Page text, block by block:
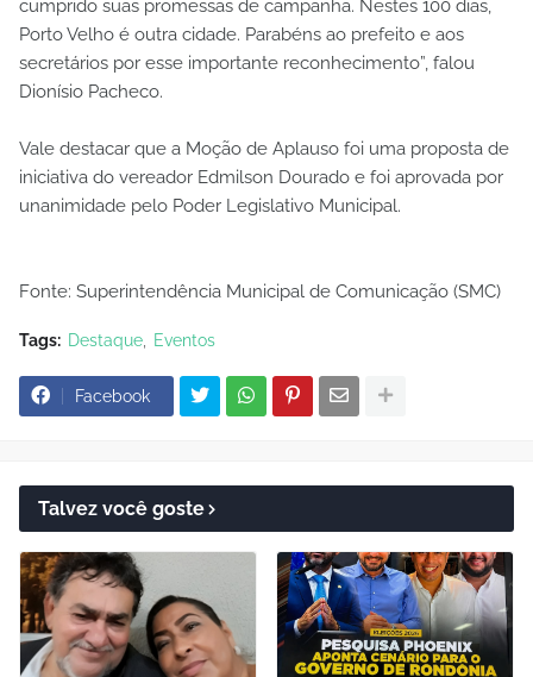
cumprido suas promessas de campanha. Nestes 100 dias,
Porto Velho é outra cidade. Parabéns ao prefeito e aos
secretários por esse importante reconhecimento”, falou
Dionísio Pacheco.
Vale destacar que a Moção de Aplauso foi uma proposta de
iniciativa do vereador Edmilson Dourado e foi aprovada por
unanimidade pelo Poder Legislativo Municipal.
Fonte: Superintendência Municipal de Comunicação (SMC)
Tags: Destaque Eventos
Facebook
Talvez você goste